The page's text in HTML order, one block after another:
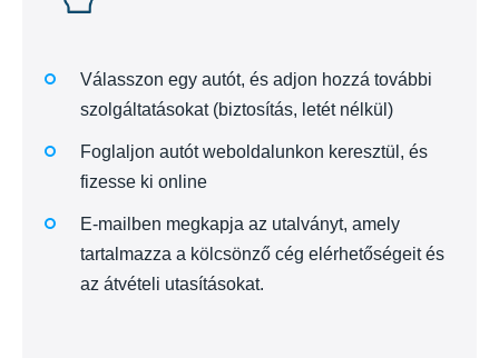
Válasszon egy autót, és adjon hozzá további
szolgáltatásokat (biztosítás, letét nélkül)
Foglaljon autót weboldalunkon keresztül, és
fizesse ki online
E-mailben megkapja az utalványt, amely
tartalmazza a kölcsönző cég elérhetőségeit és
az átvételi utasításokat.